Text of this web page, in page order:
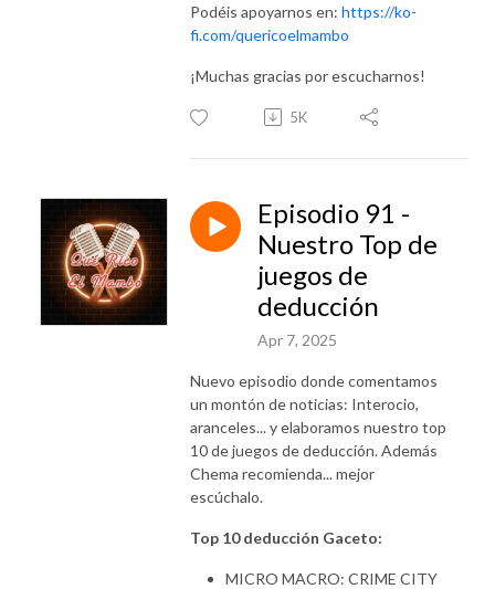
Podéis apoyarnos en: https://ko-
fi.com/quericoelmambo
¡Muchas gracias por escucharnos!
5K
Episodio 91 -
Nuestro Top de
juegos de
deducción
Apr 7, 2025
Nuevo episodio donde comentamos
un montón de noticias: Interocio,
aranceles... y elaboramos nuestro top
10 de juegos de deducción. Además
Chema recomienda... mejor
escúchalo.
Top 10 deducción Gaceto:
MICRO MACRO: CRIME CITY